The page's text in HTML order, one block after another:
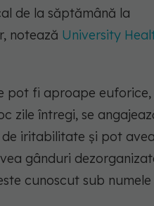
de la săptămână la
notează University
pot fi aproape euforice,
zile întregi, se
iritabilitate și pot avea
gânduri
cunoscut sub numele